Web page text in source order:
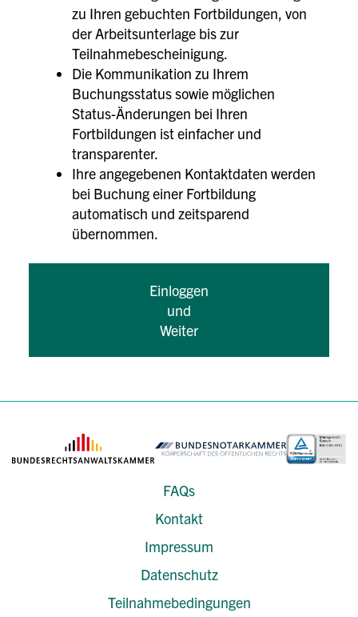
zu Ihren gebuchten Fortbildungen, von
der Arbeitsunterlage bis zur
Teilnahmebescheinigung.
Die Kommunikation zu Ihrem
Buchungsstatus sowie möglichen
Status-Änderungen bei Ihren
Fortbildungen ist einfacher und
transparenter.
Ihre angegebenen Kontaktdaten werden
bei Buchung einer Fortbildung
automatisch und zeitsparend
übernommen.
Einloggen
und
Weiter
FAQs
Kontakt
Impressum
Datenschutz
Teilnahmebedingungen